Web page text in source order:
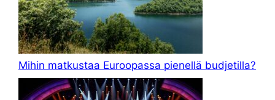
Mihin matkustaa Euroopassa pienellä budjetilla?